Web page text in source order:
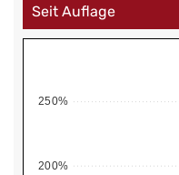
200%
250%